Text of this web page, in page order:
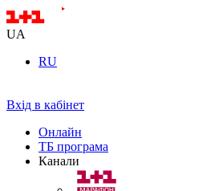
UA
RU
Вхід в кабінет
Онлайн
ТБ програма
Канали